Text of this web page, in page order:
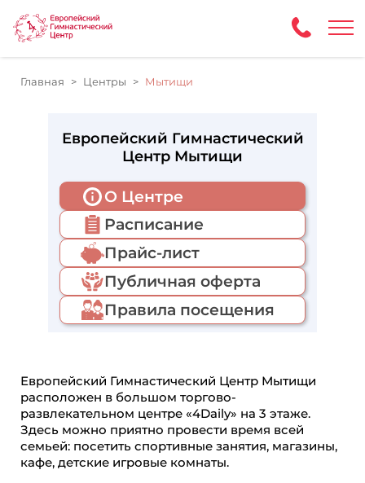
Главная Центры Мытищи
Европейский Гимнастический
Центр Мытищи
О Центре
Расписание
Прайс-лист
Публичная оферта
Правила посещения
Европейский Гимнастический Центр Мытищи
расположен в большом торгово-
развлекательном центре «4Daily» на 3 этаже.
Здесь можно приятно провести время всей
семьей: посетить спортивные занятия, магазины,
кафе, детские игровые комнаты.